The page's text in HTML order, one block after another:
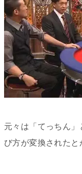
元々は「てっちん
び方が変換されたと